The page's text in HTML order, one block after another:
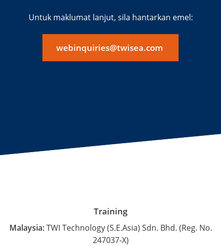
Untuk maklumat lanjut, sila hantarkan emel:
webinquiries@twisea.com
Training
Malaysia:TWI Technology (S.E.Asia) Sdn. Bhd. (Reg. No.
247037-X)